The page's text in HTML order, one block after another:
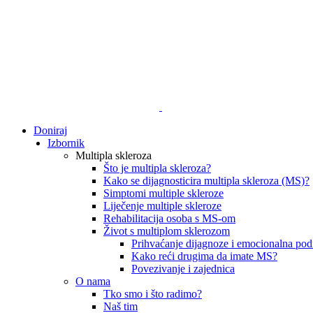
Doniraj
Izbornik
Multipla skleroza
Što je multipla skleroza?
Kako se dijagnosticira multipla skleroza (MS)?
Simptomi multiple skleroze
Liječenje multiple skleroze
Rehabilitacija osoba s MS-om
Život s multiplom sklerozom
Prihvaćanje dijagnoze i emocionalna
Kako reći drugima da imate MS?
Povezivanje i zajednica
O nama
Tko smo i što radimo?
Naš tim